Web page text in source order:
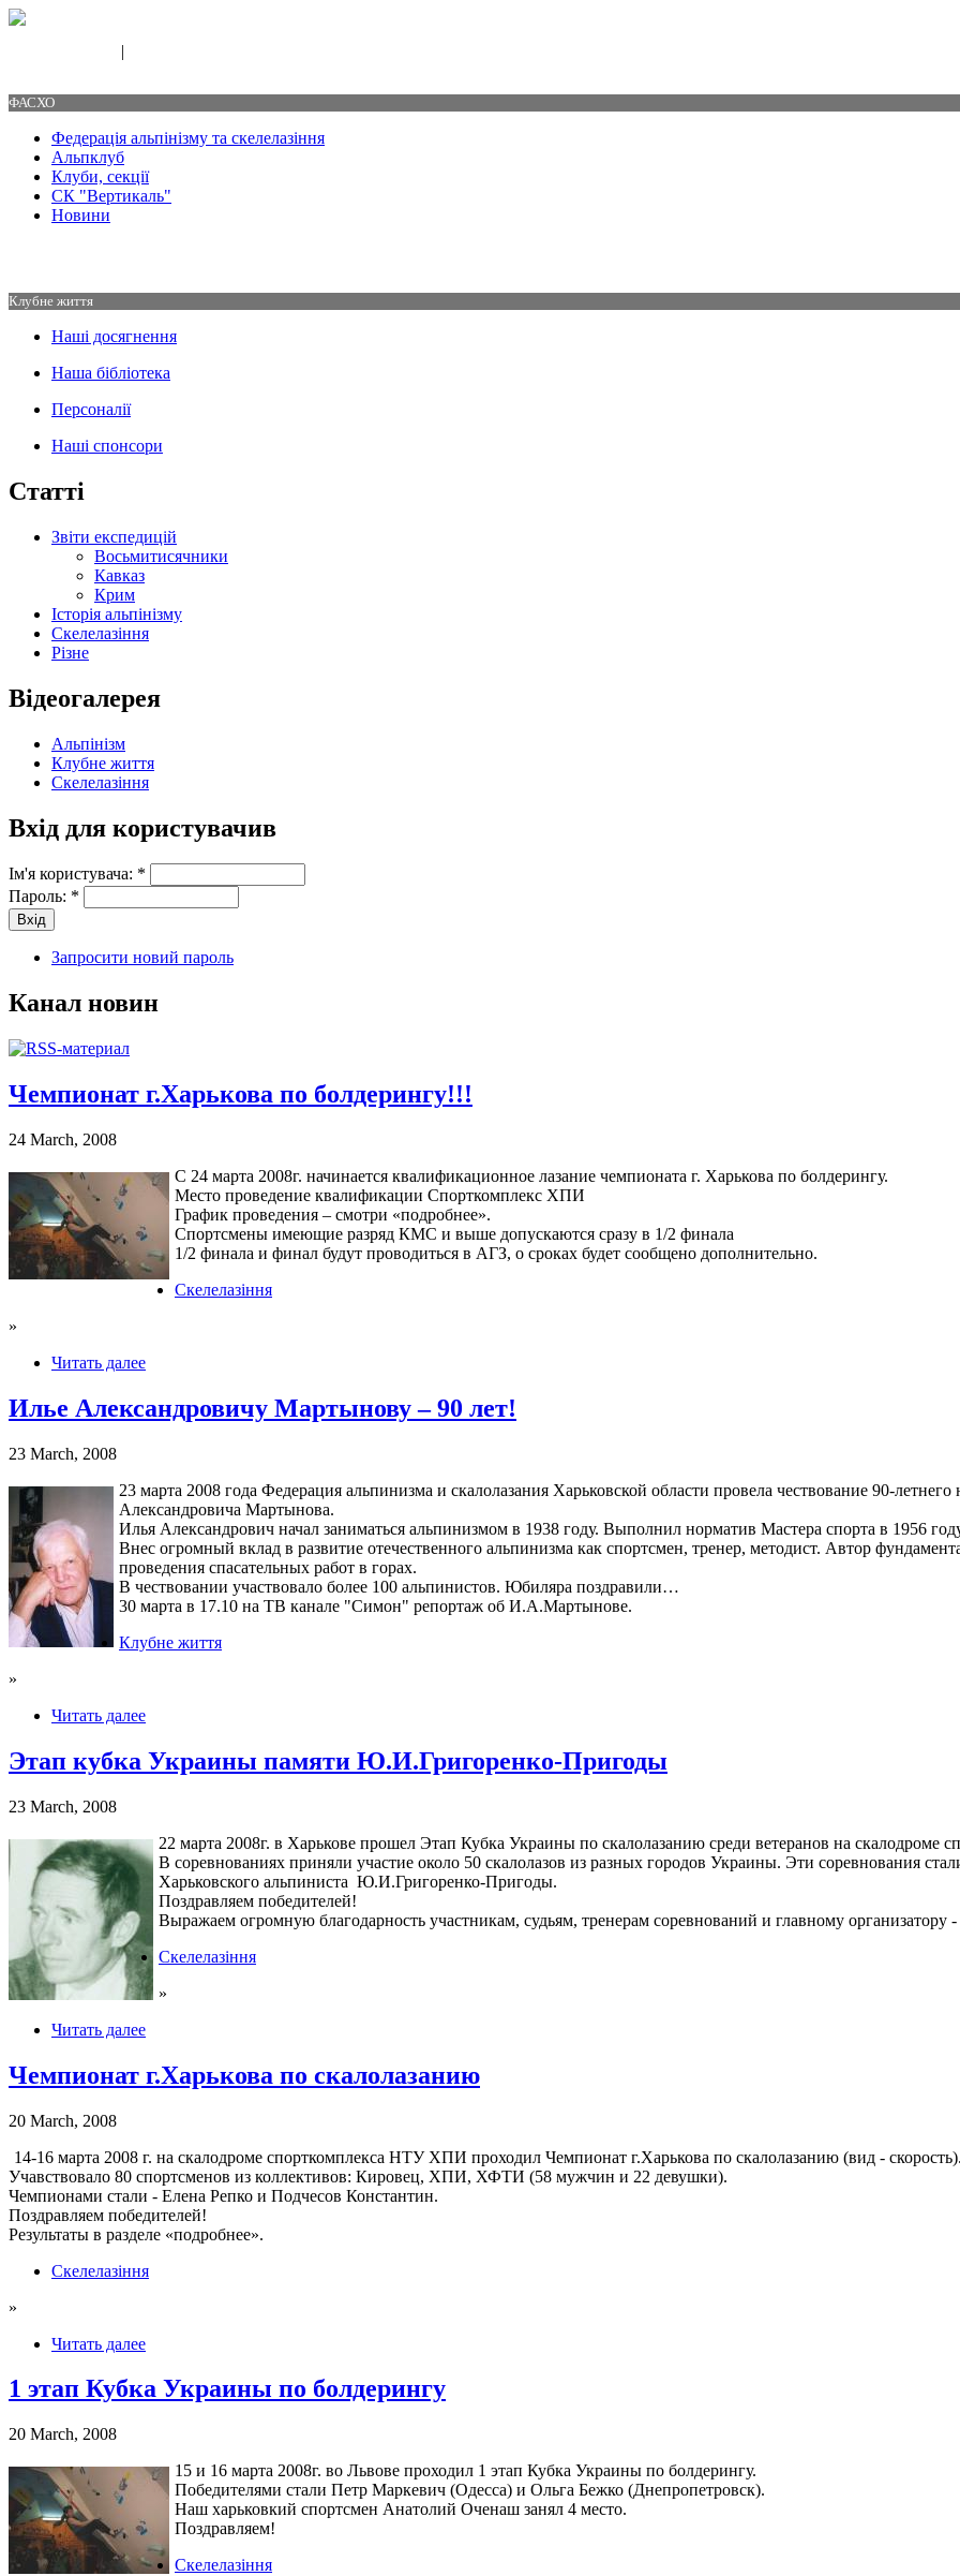
|
ФАСХО
Федерація альпінізму та скелелазіння
Альпклуб
Клуби, секції
СК "Вертикаль"
Новини
Клубне життя
Наші досягнення
Наша бібліотека
Персоналії
Наші спонсори
Статті
Звіти експедицій
Восьмитисячники
Кавказ
Крим
Історія альпінізму
Скелелазіння
Різне
Відеогалерея
Альпінізм
Клубне життя
Скелелазіння
Вхід для користувачив
Ім'я користувача: *
Пароль: *
Запросити новий пароль
Канал новин
Чемпионат г.Харькова по болдерингу!!!
24 March, 2008
С 24 марта 2008г. начинается квалификационное лазание чемпионата г. Харькова по болдерингу.
Место проведение квалификации Спорткомплекс ХПИ
График проведения – смотри «подробнее».
Спортсмены имеющие разряд КМС и выше допускаются сразу в 1/2 финала
1/2 финала и финал будут проводиться в АГЗ, о сроках будет сообщено дополнительно.
Скелелазіння
»
Читать далее
Илье Александровичу Мартынову – 90 лет!
23 March, 2008
23 марта 2008 года Федерация альпинизма и скалолазания Харьковской области провела чествование 90-
Александровича Мартынова.
Илья Александрович начал заниматься альпинизмом в 1938 году. Выполнил норматив Мастера спорта в 1956
Внес огромный вклад в развитие отечественного альпинизма как спортсмен, тренер, методист. Автор
проведения спасательных работ в горах.
В чествовании участвовало более 100 альпинистов. Юбиляра поздравили…
30 марта в 17.10 на ТВ канале "Симон" репортаж об И.А.Мартынове.
Клубне життя
»
Читать далее
Этап кубка Украины памяти Ю.И.Григоренко-Пригоды
23 March, 2008
22 марта 2008г. в Харькове прошел Этап Кубка Украины по скалолазанию среди ветеранов на скалодроме
В соревнованиях приняли участие около 50 скалолазов из разных городов Украины. Эти соревнования
Харьковского альпиниста Ю.И.Григоренко-Пригоды.
Поздравляем победителей!
Выражаем огромную благодарность участникам, судьям, тренерам соревнований и главному
Скелелазіння
»
Читать далее
Чемпионат г.Харькова по скалолазанию
20 March, 2008
14-16 марта 2008 г. на скалодроме спорткомплекса НТУ ХПИ проходил Чемпионат г.Харькова по скалолазанию (вид -
Учавствовало 80 спортсменов из коллективов: Кировец, ХПИ, ХФТИ (58 мужчин и 22 девушки).
Чемпионами стали - Елена Репко и Подчесов Константин.
Поздравляем победителей!
Результаты в разделе «подробнее».
Скелелазіння
»
Читать далее
1 этап Кубка Украины по болдерингу
20 March, 2008
15 и 16 марта 2008г. во Львове проходил 1 этап Кубка Украины по болдерингу.
Победителями стали Петр Маркевич (Одесса) и Ольга Бежко (Днепропетровск).
Наш харьковкий спортсмен Анатолий Оченаш занял 4 место.
Поздравляем!
Скелелазіння